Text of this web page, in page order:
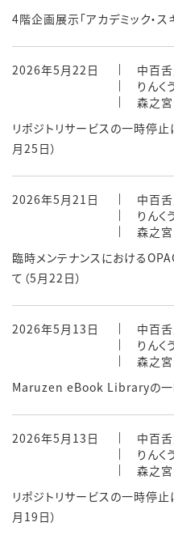
4階企画展示「アカデミック・
2026年5月22日
中百
りん
森之宮
リポジトリサービスの一時停
月25日）
2026年5月21日
中百
りん
森之宮
臨時メンテナンスにおける
て（5月22日）
2026年5月13日
中百
りん
森之宮
Maruzen eBook Libraryの一
2026年5月13日
中百
りん
森之宮
リポジトリサービスの一時停
月19日）